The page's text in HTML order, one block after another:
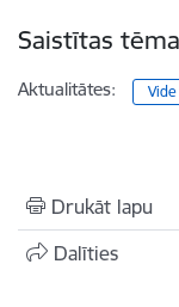
Saistītas
Aktualitātes: Vide
Drukāt lapu
Dalīties